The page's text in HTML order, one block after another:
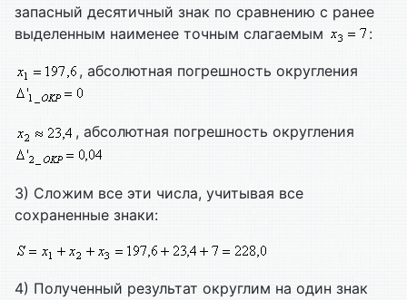
запасный десятичный знак по сравнению с ранее
выделенным наименее точным слагаемым
:
, абсолютная погрешность округления
, абсолютная погрешность округления
3) Сложим все эти числа, учитывая все
сохраненные знаки:
4) Полученный результат округлим на один знак